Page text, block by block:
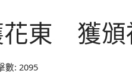
花東 獲頒
數: 2095